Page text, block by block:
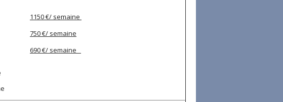
1150 €/ semaine
750 €/ semaine
690 €/ semaine